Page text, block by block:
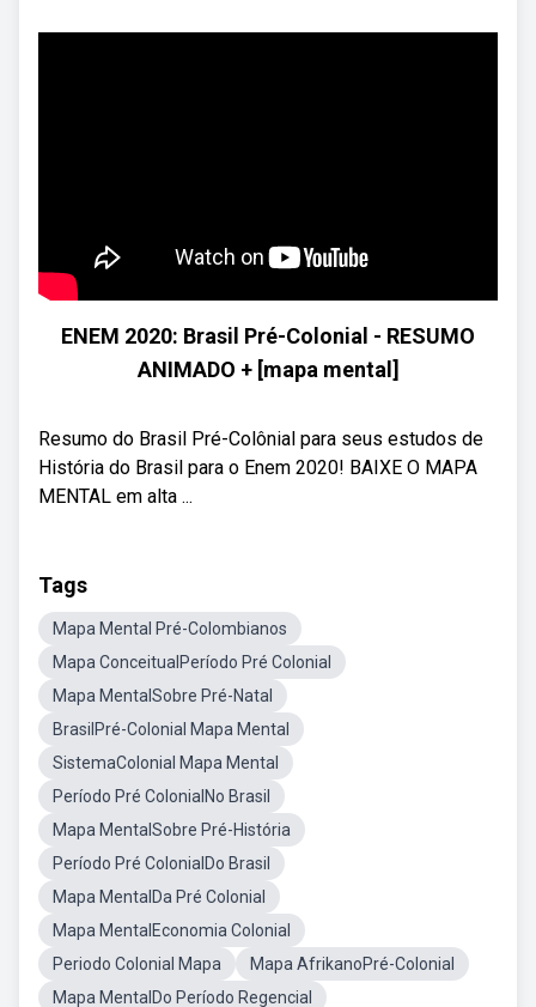
ENEM 2020: Brasil Pré-Colonial - RESUMO
ANIMADO + [mapa mental]
Resumo do Brasil Pré-Colônial para seus estudos de
História do Brasil para o Enem 2020! BAIXE O MAPA
MENTAL em alta ...
Tags
Mapa Mental Pré-Colombianos
Mapa ConceitualPeríodo Pré Colonial
Mapa MentalSobre Pré-Natal
BrasilPré-Colonial Mapa Mental
SistemaColonial Mapa Mental
Período Pré ColonialNo Brasil
Mapa MentalSobre Pré-História
Período Pré ColonialDo Brasil
Mapa MentalDa Pré Colonial
Mapa MentalEconomia Colonial
Periodo Colonial Mapa
Mapa AfrikanoPré-Colonial
Mapa MentalDo Período Regencial